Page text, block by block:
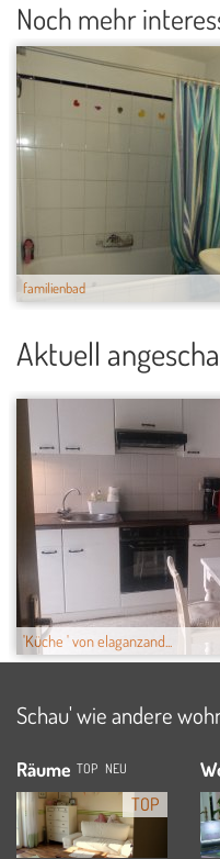
Noch mehr
familienbad
Aktuell
'Küche ' von elaganzand...
Schau' wie andere
Räume TOP NEU
TOP